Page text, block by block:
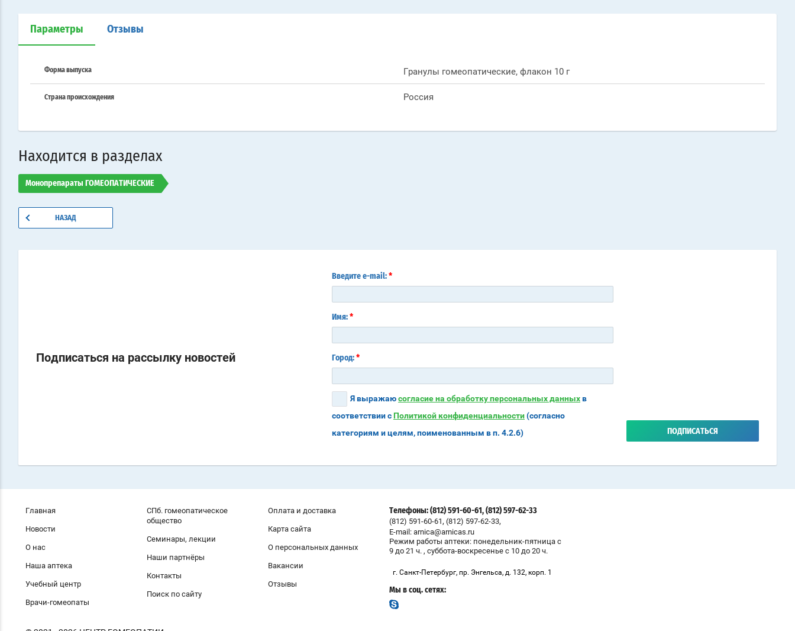
Параметры Отзывы
Форма выпуска Гранулы гомеопатические, флакон 10 г
Страна происхождения Россия
Находится в разделах
Монопрепараты ГОМЕОПАТИЧЕСКИЕ
НАЗАД
Подписаться на рассылку новостей
Введите e-mail: *
Имя: *
Город: *
Я выражаюсогласие на обработку персональных данныхв
соответствии с Политикой конфиденциальности(согласно
категориям и целям, поименованным в п. 4.2.6)
ПОДПИСАТЬСЯ
Главная
Новости
О нас
Наша аптека
Учебный центр
Врачи-гомеопаты
СПб. гомеопатическое
общество
Семинары, лекции
Наши партнёры
Контакты
Поиск по сайту
Оплата и доставка
Карта сайта
О персональных данных
Вакансии
Отзывы
Телефоны: (812) 591-60-61, (812) 597-62-33
(812) 591-60-61 , (812) 597-62-33,
E-mail: arnica@arnicas.ru
Режим работы аптеки: понедельник-пятница с
9 до 21 ч. , суббота-воскресенье с 10 до 20 ч.
г. Санкт-Петербург, пр. Энгельса, д. 132, корп. 1
Мы в соц. сетях: